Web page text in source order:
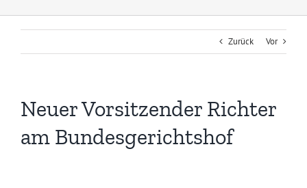
Zurück Vor
Neuer Vorsitzender Richter
am Bundesgerichtshof